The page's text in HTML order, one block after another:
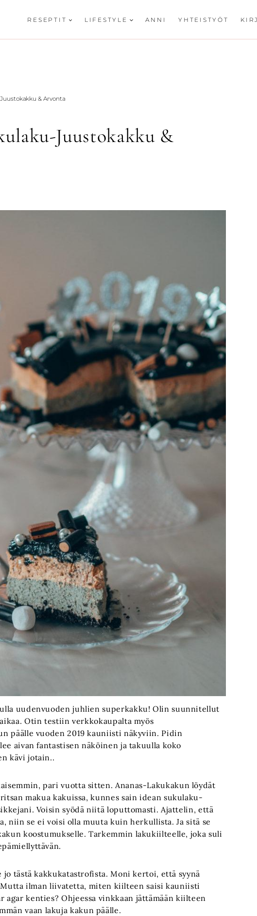
RESEPTIT LIFESTYLE ANNI YHTEISTYÖT
& Arvonta
Juustokakku &
uudenvuoden juhlien superkakku! Olin suunnitellut
Otin testiin verkkokaupalta myös
päälle vuoden 2019 kauniisti näkyviin. Pidin
aivan fantastisen näköinen ja takuulla koko
kävi jotain..
pari vuotta sitten. Ananas-Lakukakun löydät
makua kakuissa, kunnes sain idean sukulaku-
Voisin syödä niitä loputtomasti. Ajattelin, että
niin se ei voisi olla muuta kuin herkullista. Ja sitä se
koostumukselle. Tarkemmin lakukiilteelle, joka suli
tästä kakkukatastrofista. Moni kertoi, että syynä
ilman liivatetta, miten kiilteen saisi kauniisti
agar kenties? Ohjeessa vinkkaan jättämään kiilteen
vaan lakuja kakun päälle.